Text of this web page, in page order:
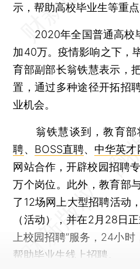
示，帮助高校毕业生等重点
2020年全国普通高校
加40万。疫情影响之下，
育部副部长翁铁慧表示，
置，通过多种途径开拓招
业机会。
翁铁慧谈到，教育部
聘、 BOSS直聘、 中华英才
网站合作，开辟校园招聘
万个岗位。此外，教育部
了12场网上大型招聘活动
（活动），并在2月28日
上校园招聘”服务，24小
帮助毕业生线上招聘。